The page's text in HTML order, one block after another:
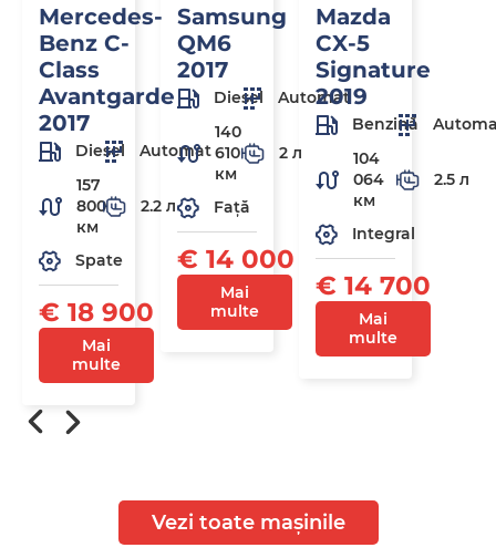
Mercedes-
Benz C-
Class
Avantgarde
2017
Diesel
Automat
157
800
км
2.2 л
Spate
€ 18 900
Mai
multe
Samsung
QM6
2017
Diesel
Automat
140
610
км
2 л
Față
€ 14 000
Mai
multe
Mazda
CX-5
Signature
2019
Benzină
104
064
км
2.5 л
Integral
€ 14 700
Mai
multe
Vezi toate mașinile